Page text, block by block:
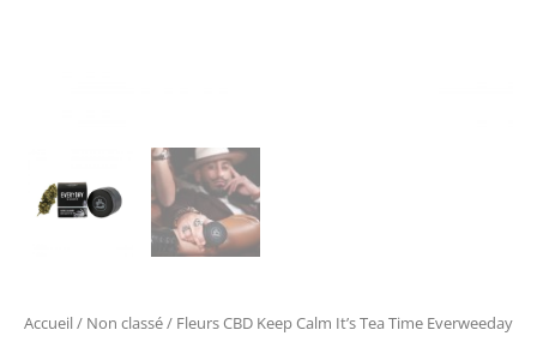
Accueil/ Non classé/ Fleurs CBD Keep Calm It’s Tea Time Everweeday